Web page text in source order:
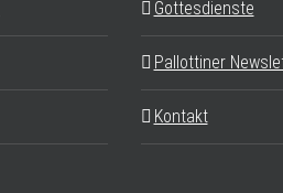
Gottesdienste
Pallottiner
Kontakt